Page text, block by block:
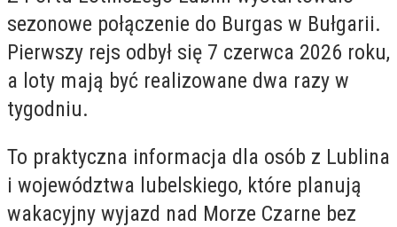
sezonowe połączenie do Burgas w Bułgarii.
Pierwszy rejs odbył się 7 czerwca 2026 roku,
a loty mają być realizowane dwa razy w
tygodniu.
To praktyczna informacja dla osób z Lublina
i województwa lubelskiego, które planują
wakacyjny wyjazd nad Morze Czarne bez